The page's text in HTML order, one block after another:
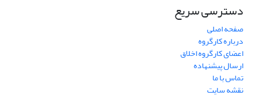
دسترسی سریع
صفحه اصلی
درباره کارگروه
اعضای کارگروه اخلاق
ارسال پیشنهاده
تماس با ما
نقشه سایت